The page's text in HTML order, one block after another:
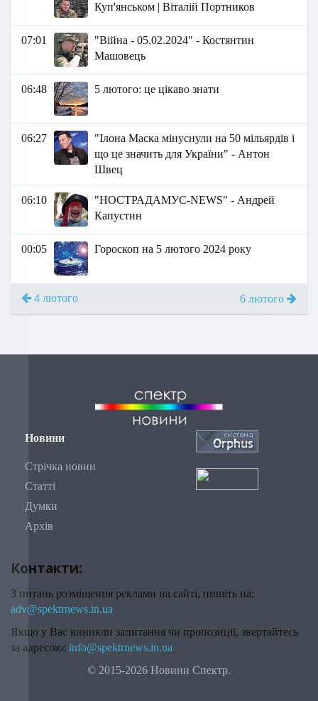
Куп'янськом | Віталій Портников
07:01
"Війна - 05.02.2024" - Костянтин
Машовець
06:48 5 лютого: це цікаво знати
06:27
"Ілона Маска мінуснули на 50 мільярдів і
що це значить для України" - Антон
Швец
06:10
"НОСТРАДАМУС-NEWS" - Андрей
Капустин
00:05 Гороскоп на 5 лютого 2024 року
4 лютого 6 лютого
Новини
Стрічка новин
Статті
Думки
Архів
Контакти:
З питань розміщення реклами на сайті, пишіть на:
adv@spektrnews.in.ua
Якщо у Вас виникли запитання чи пропозиції, звертайтесь
за адресою: info@spektrnews.in.ua
© 2015-2026 Новини Спектр.